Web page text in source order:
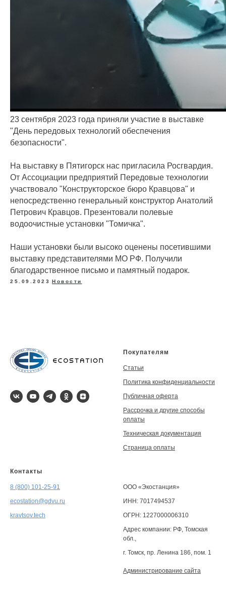
23 сентября 2023 года приняли участие в выставке
"День передовых технологий обеспечения
безопасности".
На выставку в Пятигорск нас пригласила Росгвардия.
От Ассоциации предприятий Передовые технологии
участвовало "Конструкторское бюро Кравцова" и
непосредственно генеральный конструктор Анатолий
Петрович Кравцов. Презентовали полевые
водоочистные установки "Томичка".
Наши установки были высоко оценены посетившими
выставку представителями МО РФ. Получили
благодарственное письмо и памятный подарок.
25.09.2023 Новости
Покупателям
Статьи
Политика конфиденциальности
Публичная оферта
Рассрочка и другие способы
оплаты
Техническая документация
Страница оплаты
Контакты
8 (800) 101-25-91
ecostation@gdvu.ru
kravtsov.tech
ООО «Экостанция»
ИНН: 7017494537
ОГРН: 1227000006310
Адрес компании: РФ, Томская
обл.,
г. Томск, пр. Ленина 186, пом. 1
Администрирование сайта